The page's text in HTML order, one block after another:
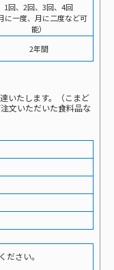
1回、2回、3回、4回
月に一度、月に二度など可
能）
2年間
いたします。（こまど
文いただいた食料品な
ださい。